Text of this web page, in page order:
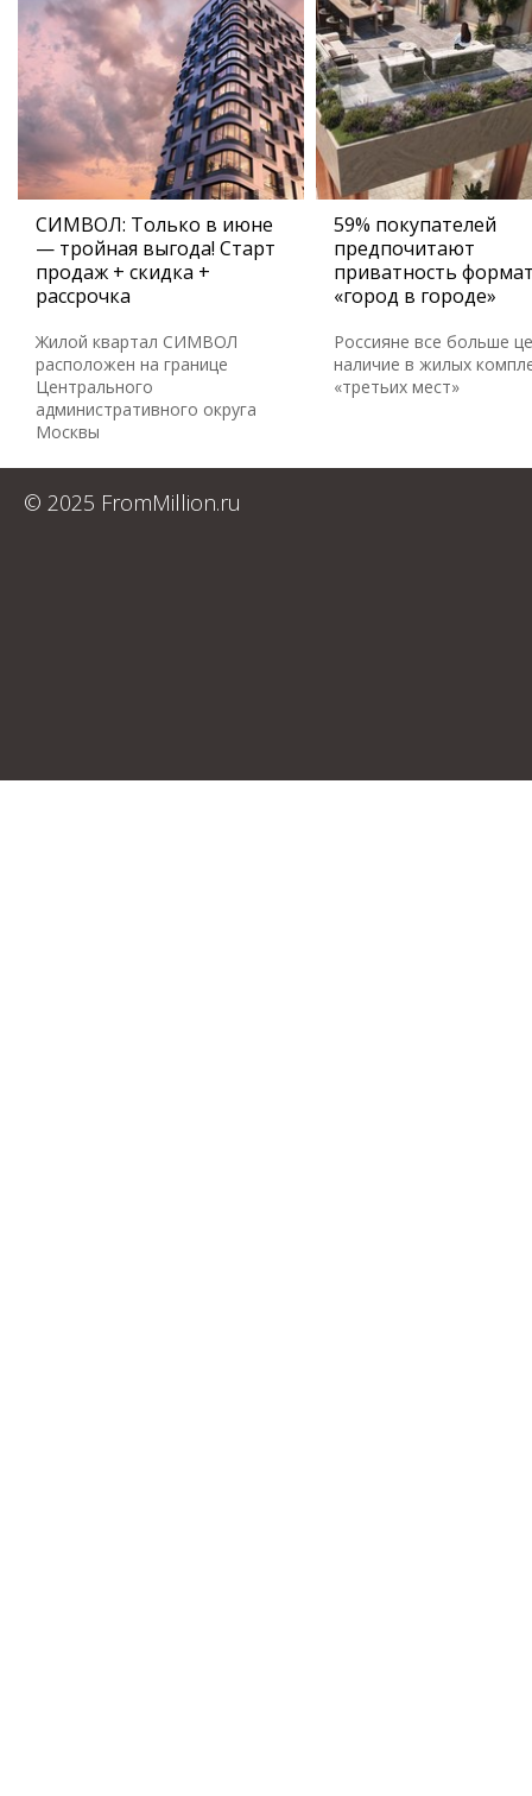
СИМВОЛ: Только в июне
— тройная выгода! Старт
продаж + скидка +
рассрочка
Жилой квартал СИМВОЛ
расположен на границе
Центрального
административного округа
Москвы
59% покупателей
предпочитают
приватность
«город в городе»
Россияне все больше
наличие в жилых
«третьих мест»
© 2025 FromMillion.ru